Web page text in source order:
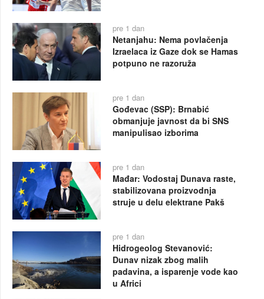
pre 1 dan
Netanjahu: Nema povlačenja
Izraelaca iz Gaze dok se Hamas
potpuno ne razoruža
pre 1 dan
Gođevac (SSP): Brnabić
obmanjuje javnost da bi SNS
manipulisao izborima
pre 1 dan
Mađar: Vodostaj Dunava raste,
stabilizovana proizvodnja
struje u delu elektrane Pakš
pre 1 dan
Hidrogeolog Stevanović:
Dunav nizak zbog malih
padavina, a isparenje vode kao
u Africi